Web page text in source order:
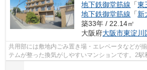
地下鉄御堂筋線 「東
地下鉄御堂筋線 「新
築33年 / 22.14㎡
大阪府大阪市東淀川
共用部には敷地内ごみ置き場・エレベータなどが
テムが整った換気がしやすいマンションです。2駅